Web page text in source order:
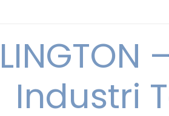
Industri